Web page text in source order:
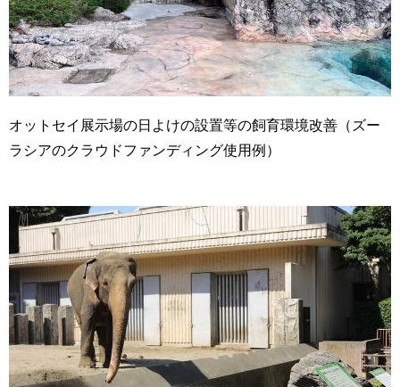
オットセイ展示場の日よけの設置等の飼育環境改善（ズー
ラシアのクラウドファンディング使用例）